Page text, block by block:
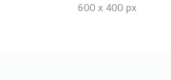
600 x 400 px